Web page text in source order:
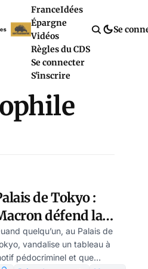
FranceIdées
Épargne
Vidéos
Règles du CDS
Se connecter
S'inscrire
Se
de Tokyo :
défend la
valeur
– par
quelqu’un, au Palais de
vandalise un tableau à
pédocriminel et que